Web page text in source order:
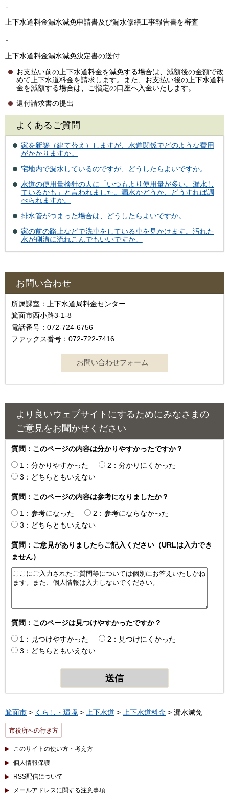
↓
上下水道料金漏水減免申請書及び漏水修繕工事報告書を審査
↓
上下水道料金漏水減免決定書の送付
お支払い前の上下水道料金を減免する場合は、減額後の金額で改
めて上下水道料金を請求します。また、お支払い後の上下水道料
金を減額する場合は、ご指定の口座へ入金いたします。
還付請求書の提出
よくあるご質問
家を新築（建て替え）しますが、水道関係でどのような費用
がかかりますか。
宅地内で漏水しているのですが、どうしたらよいですか。
水道の使用量検針の人に「いつもより使用量が多い。漏水し
ているかも」と言われました。漏水かどうか、どうすれば調
べられますか。
排水管がつまった場合は、どうしたらよいですか。
家の前の路上などで洗車をしている車を見かけます。汚れた
水が側溝に流れこんでもいいですか。
お問い合わせ
所属課室：上下水道局料金センター
箕面市西小路3-1-8
電話番号：072-724-6756
ファックス番号：072-722-7416
より良いウェブサイトにするためにみなさまの
ご意見をお聞かせください
質問：このページの内容は分かりやすかったですか？
1：分かりやすかった
2：分かりにくかった
3：どちらともいえない
質問：このページの内容は参考になりましたか？
1：参考になった
2：参考にならなかった
3：どちらともいえない
質問：ご意見がありましたらご記入ください（URLは入力でき
ません）
質問：このページは見つけやすかったですか？
1：見つけやすかった
2：見つけにくかった
3：どちらともいえない
箕面市 > くらし・環境 > 上下水道 > 上下水道料金 > 漏水減免
市役所への行き方
このサイトの使い方・考え方
個人情報保護
RSS配信について
メールアドレスに関する注意事項